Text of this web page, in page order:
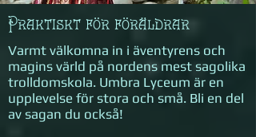
Praktiskt för föräldrar
Varmt välkomna in i äventyrens och
magins värld på nordens mest sagolika
trolldomskola. Umbra Lyceum är en
upplevelse för stora och små. Bli en del
av sagan du också!